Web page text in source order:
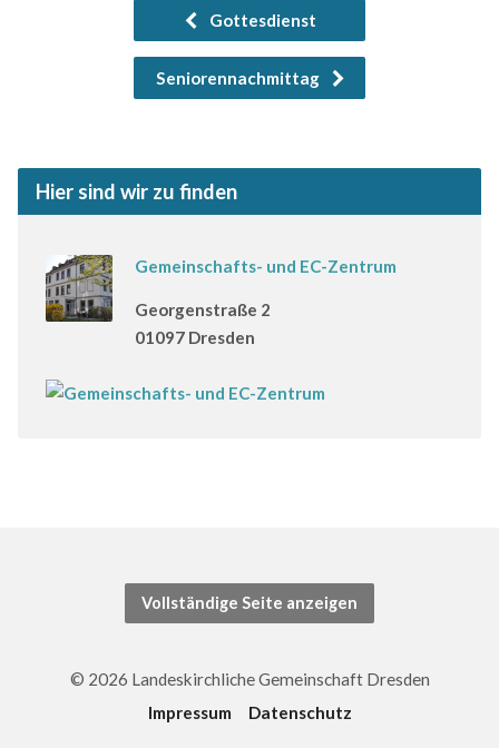
Gottesdienst
Seniorennachmittag
Hier sind wir zu finden
Gemeinschafts- und EC-Zentrum
Georgenstraße 2
01097 Dresden
Vollständige Seite anzeigen
© 2026 Landeskirchliche Gemeinschaft Dresden
Impressum
Datenschutz